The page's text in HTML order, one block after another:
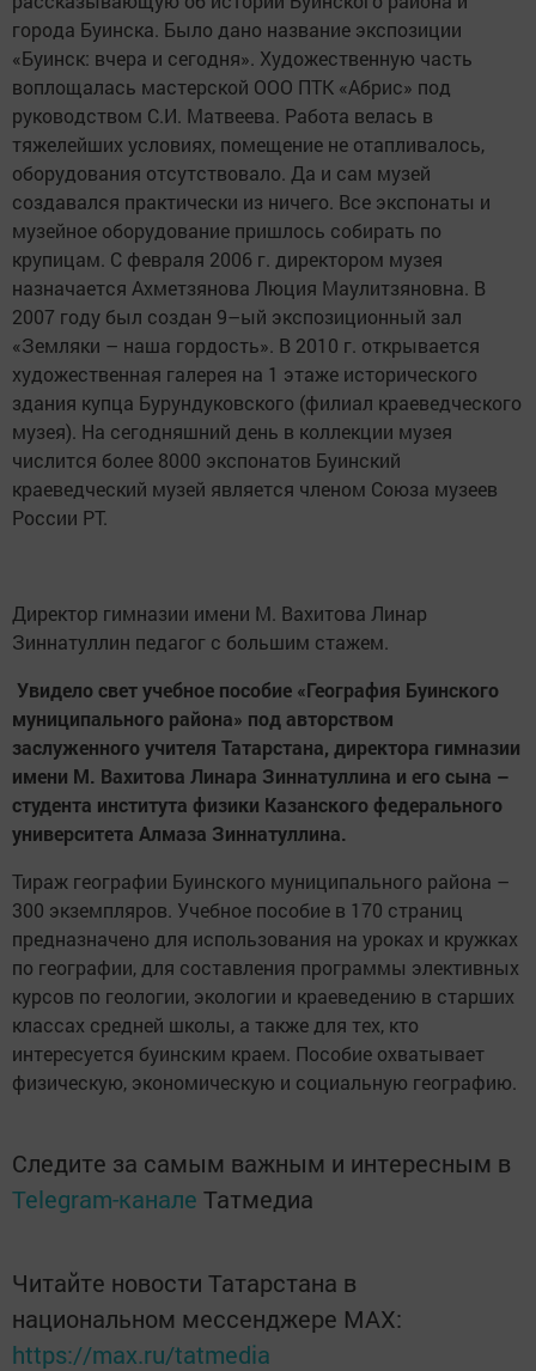
города Буинска. Было дано название экспозиции
«Буинск: вчера и сегодня». Художественную часть
воплощалась мастерской ООО ПТК «Абрис» под
руководством С.И. Матвеева. Работа велась в
тяжелейших условиях, помещение не отапливалось,
оборудования отсутствовало. Да и сам музей
создавался практически из ничего. Все экспонаты и
музейное оборудование пришлось собирать по
крупицам. С февраля 2006 г. директором музея
назначается Ахметзянова Люция Маулитзяновна. В
2007 году был создан 9–ый экспозиционный зал
«Земляки – наша гордость». В 2010 г. открывается
художественная галерея на 1 этаже исторического
здания купца Бурундуковского (филиал краеведческого
музея). На сегодняшний день в коллекции музея
числится более 8000 экспонатов Буинский
краеведческий музей является членом Союза музеев
России РТ.
Директор гимназии имени М. Вахитова Линар
Зиннатуллин педагог с большим стажем.
Увидело свет учебное пособие «География Буинского
муниципального района» под авторством
заслуженного учителя Татарстана, директора гимназии
имени М. Вахитова Линара Зиннатуллина и его сына –
студента института физики Казанского федерального
университета Алмаза Зиннатуллина.
Тираж географии Буинского муниципального района –
300 экземпляров. Учебное пособие в 170 страниц
предназначено для использования на уроках и кружках
по географии, для составления программы элективных
курсов по геологии, экологии и краеведению в старших
классах средней школы, а также для тех, кто
интересуется буинским краем. Пособие охватывает
физическую, экономическую и социальную географию.
Следите за самым важным и интересным в
Telegram-канале Татмедиа
Читайте новости Татарстана в
национальном мессенджере MАХ:
https://max.ru/tatmedia